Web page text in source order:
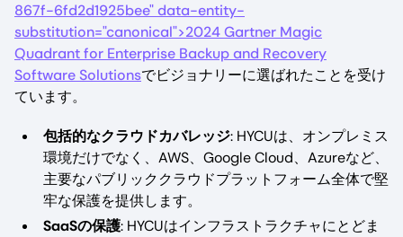
867f-6fd2d1925bee" data-entity-
substitution="canonical">2024 Gartner Magic
Quadrant for Enterprise Backup and Recovery
Software Solutionsでビジョナリーに選ばれたことを受け
ています。
包括的なクラウドカバレッジ: HYCUは、オンプレミス
環境だけでなく、AWS、Google Cloud、Azureなど、
主要なパブリッククラウドプラットフォーム全体で堅
牢な保護を提供します。
SaaSの保護: HYCUはインフラストラクチャにとどま